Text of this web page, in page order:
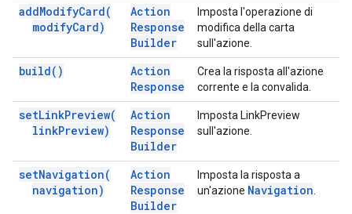
addModifyCard(
modifyCard)
Action
Response
Builder
Imposta l'operazione di
modifica della carta
sull'azione.
build( )
Action
Response
Crea la risposta all'azione
corrente e la convalida.
setLinkPreview(
linkPreview)
Action
Response
Builder
Imposta LinkPreview
sull'azione.
setNavigation(
navigation)
Action
Response
Builder
Imposta la risposta a
un'azione Navigation